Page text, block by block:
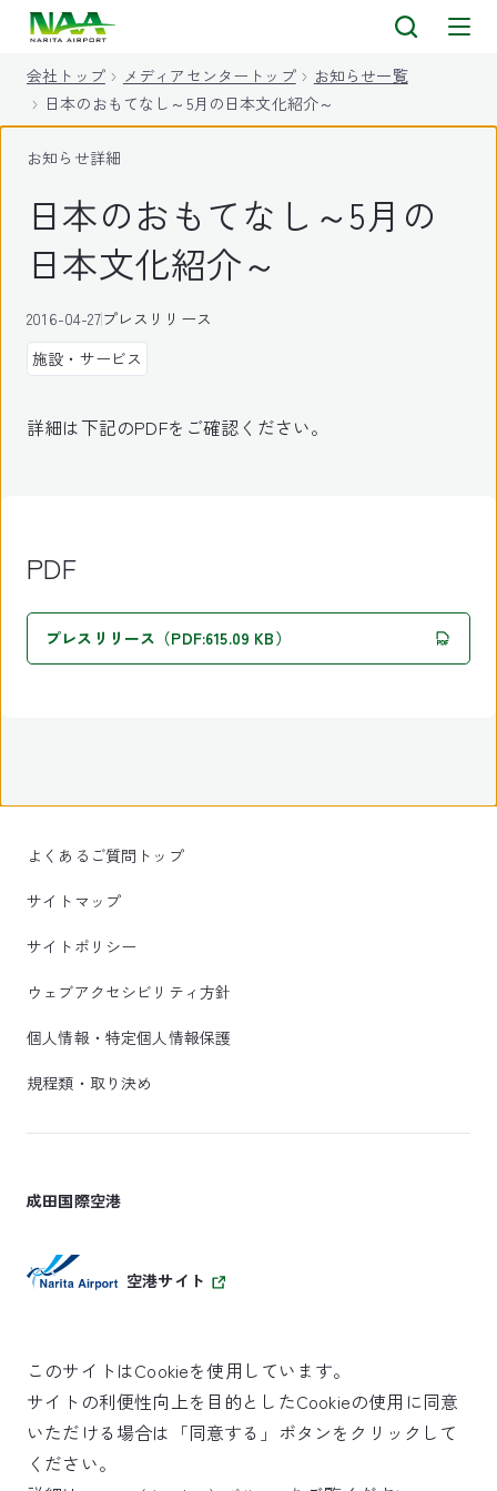
会社トップ メディアセンタートップ
お知らせ一覧
日本のおもてなし～5月の日本文化紹介～
お知らせ詳細
日本のおもてなし～5月の
日本文化紹介～
2016-04-27プレスリリース
施設・サービス
詳細は下記のPDFをご確認ください。
PDF
プレスリリース（PDF:615.09 KB）
よくあるご質問トップ
サイトマップ
サイトポリシー
ウェブアクセシビリティ方針
個人情報・特定個人情報保護
規程類・取り決め
成田国際空港
空港サイト
SKYTRAX
5スターエアポート
このサイトはCookieを使用しています。
サイトの利便性向上を目的としたCookieの使用に同意
いただける場合は「同意する」ボタンをクリックして
ください。